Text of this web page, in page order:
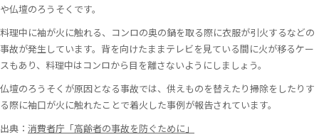
や仏壇のろうそくです。
料理中に袖が火に触れる、コンロの奥の鍋を取る際に衣服が引火するなどの
事故が発生しています。背を向けたままテレビを見ている間に火が移るケー
スもあり、料理中はコンロから目を離さないようにしましょう。
仏壇のろうそくが原因となる事故では、供えものを替えたり掃除をしたりす
る際に袖口が火に触れたことで着火した事例が報告されています。
出典： 消費者庁「高齢者の事故を防ぐために」